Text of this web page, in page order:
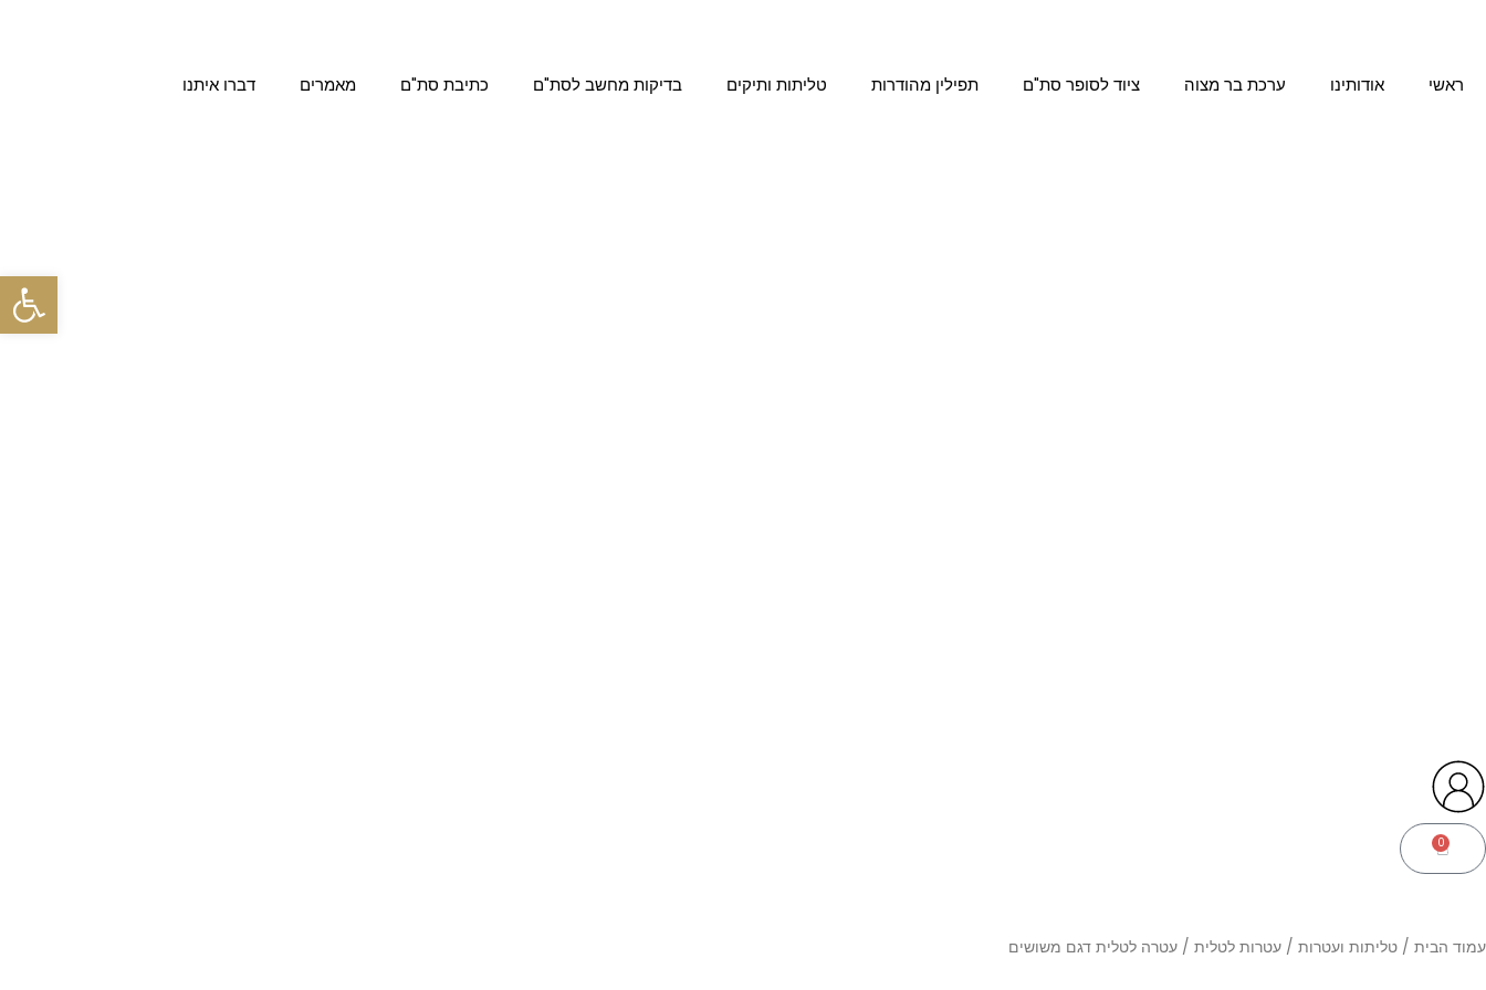
ראשי
אודותינו ערכת בר מצוה ציוד לסופר סת"ם תפילין מהודרות טליתות ותיקים בדיקות מחשב לסת"ם כתיבת סת"ם מאמרים דברו איתנו
0
עגלת
קניות
עמוד הבית / טליתות ועטרות / עטרות לטלית / עטרה לטלית דגם משושים
פתח